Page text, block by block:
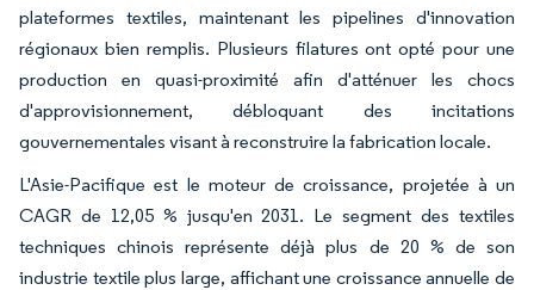
plateformes textiles, maintenant les pipelines d'innovation
régionaux bien remplis. Plusieurs filatures ont opté pour une
production en quasi-proximité afin d'atténuer les chocs
d'approvisionnement, débloquant des incitations
gouvernementales visant à reconstruire la fabrication locale.
L'Asie-Pacifique est le moteur de croissance, projetée à un
CAGR de 12,05 % jusqu'en 2031. Le segment des textiles
techniques chinois représente déjà plus de 20 % de son
industrie textile plus large, affichant une croissance annuelle de